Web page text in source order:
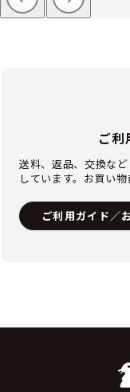
ご利
送料、返品、交換な
しています。お買い物
ご利用ガイド／